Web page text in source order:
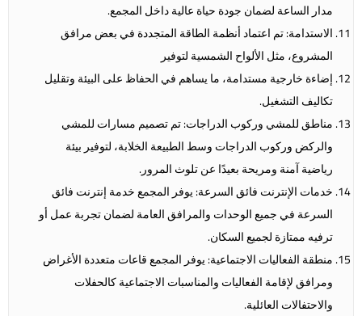
مدار الساعة لضمان جودة حياة عالية داخل المجمع.
الاستدامة: تم اعتماد أنظمة الطاقة المتجددة في بعض مرافق
المشروع، مثل الألواح الشمسية لتوفير
إضاءة خارجية مستدامة، ما يساهم في الحفاظ على البيئة وتقليل
تكاليف التشغيل.
مناطق للمشي وركوب الدراجات: تم تصميم مسارات للمشي
والركض وركوب الدراجات وسط الطبيعة الخلابة، لتوفير بيئة
رياضية آمنة ومريحة بعيدًا عن تلوث المرور.
خدمات الإنترنت فائق السرعة: يوفر المجمع خدمة إنترنت فائق
السرعة في جميع الوحدات والمرافق العامة لضمان تجربة عمل أو
ترفيه ممتازة لجميع السكان.
منطقة الفعاليات الاجتماعية: يوفر المجمع قاعات متعددة الأغراض
ومرافق لإقامة الفعاليات والمناسبات الاجتماعية كالحفلات
والاحتفالات العائلية.